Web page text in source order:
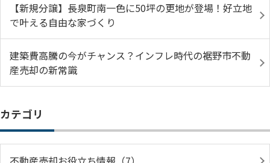
【新規分譲】長泉町南一色に50坪の更地が登場！好立地
で叶える自由な家づくり
建築費高騰の今がチャンス？インフレ時代の裾野市不動
産売却の新常識
カテゴリ